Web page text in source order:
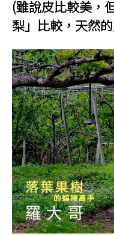
(雖說皮比較美，
梨」比較，天然